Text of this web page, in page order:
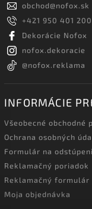
obchod@nofox.sk
+421 950 401 200
Dekorácie Nofox
nofox.dekoracie
@nofox.reklama
INFORMÁCIE
Všeobecné obchodné
Ochrana osobných
Formulár na
Reklamačný poriadok
Reklamačný formulár
Moja objednávka